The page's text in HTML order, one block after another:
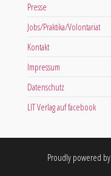
Presse
Jobs/Praktika/Volontariat
Kontakt
Impressum
Datenschutz
LIT Verlag auf facebook
Proudly powered by